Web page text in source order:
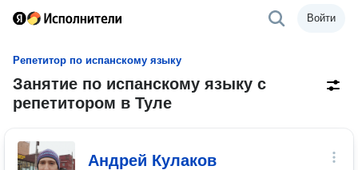
Войти
Репетитор по испанскому языку
Занятие по испанскому языку с
репетитором в Туле
Андрей Кулаков